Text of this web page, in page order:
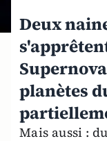
Deux
planètes
Mais aussi :